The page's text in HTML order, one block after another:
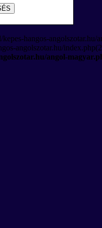
hangos-
angolszotar.hu/
angol-